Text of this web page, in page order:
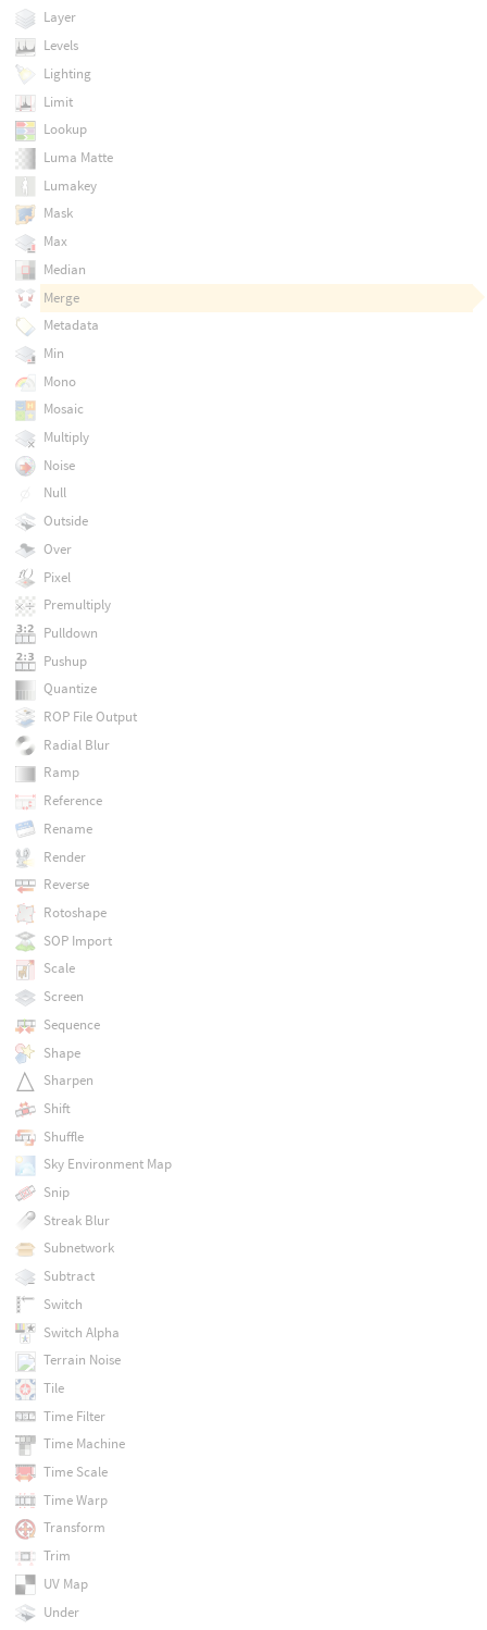
Layer
Levels
Lighting
Limit
Lookup
Luma Matte
Lumakey
Mask
Max
Median
Merge
Metadata
Min
Mono
Mosaic
Multiply
Noise
Null
Outside
Over
Pixel
Premultiply
Pulldown
Pushup
Quantize
ROP File Output
Radial Blur
Ramp
Reference
Rename
Render
Reverse
Rotoshape
SOP Import
Scale
Screen
Sequence
Shape
Sharpen
Shift
Shuffle
Sky Environment Map
Snip
Streak Blur
Subnetwork
Subtract
Switch
Switch Alpha
Terrain Noise
Tile
Time Filter
Time Machine
Time Scale
Time Warp
Transform
Trim
UV Map
Under